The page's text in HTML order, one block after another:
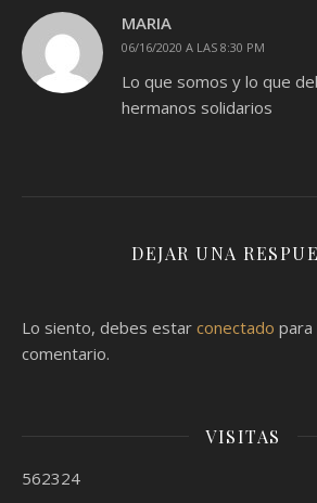
MARIA
06/16/2020 A LAS 8:30 PM
Lo que somos y lo que
hermanos solidarios
DEJAR UNA
Lo siento, debes estar conectado para
comentario.
VISITAS
562324